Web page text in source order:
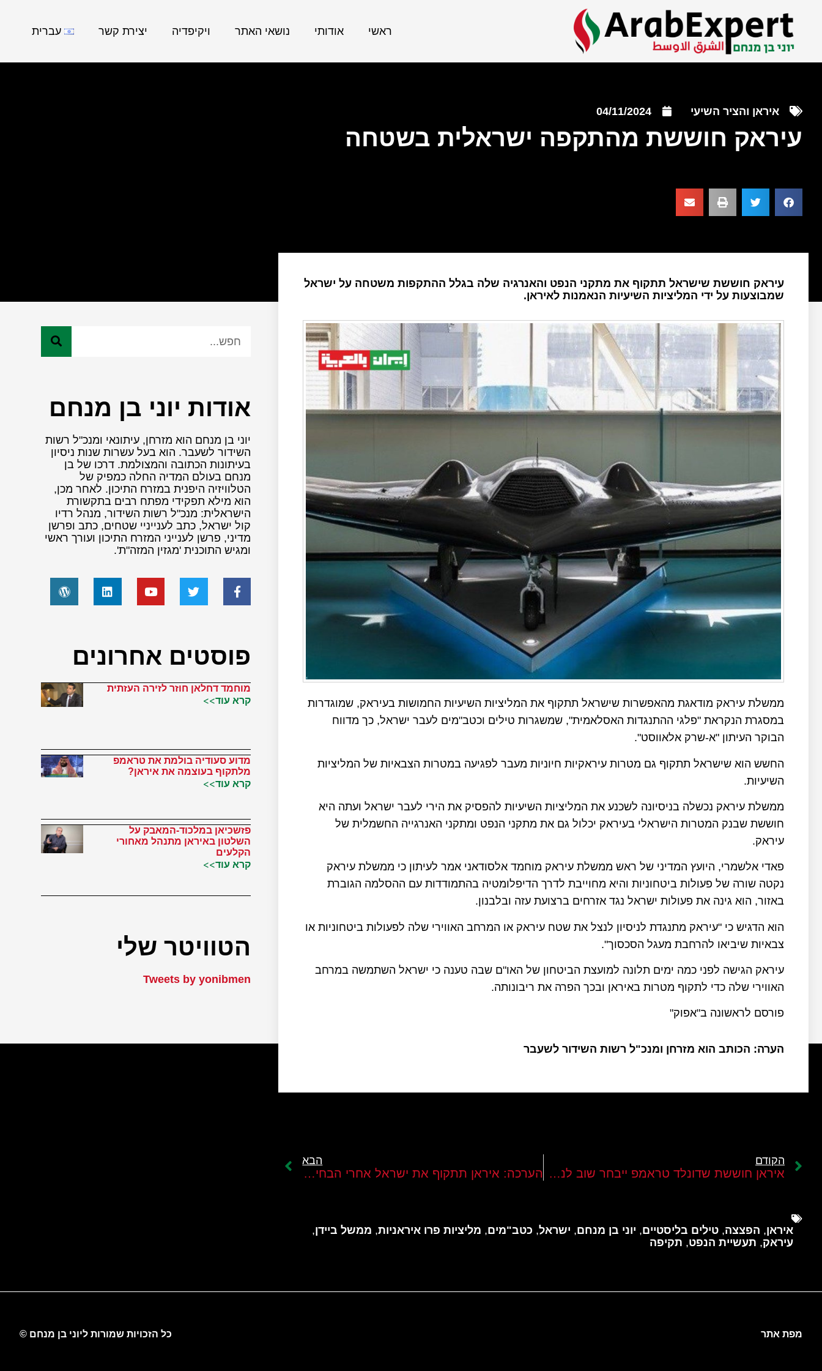
ראשי אודותי נושאי האתר ויקיפדיה יצירת קשר עברית
איראן והציר השיעי 04/11/2024
עיראק חוששת מהתקפה ישראלית בשטחה
עיראק חוששת שישראל תתקוף את מתקני הנפט והאנרגיה שלה בגלל ההתקפות משטחה על ישראל
שמבוצעות על ידי המליציות השיעיות הנאמנות לאיראן.
ממשלת עיראק מודאגת מהאפשרות שישראל תתקוף את המליציות השיעיות החמושות בעיראק, שמוגדרות
במסגרת הנקראת "פלגי ההתנגדות האסלאמית", שמשגרות טילים וכטב"מים לעבר ישראל, כך מדווח
הבוקר העיתון "א-שרק אלאווסט".
החשש הוא שישראל תתקוף גם מטרות עיראקיות חיוניות מעבר לפגיעה במטרות הצבאיות של המליציות
השיעיות.
ממשלת עיראק נכשלה בניסיונה לשכנע את המליציות השיעיות להפסיק את הירי לעבר ישראל ועתה היא
חוששת שבנק המטרות הישראלי בעיראק יכלול גם את מתקני הנפט ומתקני האנרגייה החשמלית של
עיראק.
פאדי אלשמרי, היועץ המדיני של ראש ממשלת עיראק מוחמד אלסודאני אמר לעיתון כי ממשלת עיראק
נקטה שורה של פעולות ביטחוניות והיא מחוייבת לדרך הדיפלומטיה בהתמודדות עם ההסלמה הגוברת
באזור, הוא גינה את פעולות ישראל נגד אזרחים ברצועת עזה ובלבנון.
הוא הדגיש כי "עיראק מתנגדת לניסיון לנצל את שטח עיראק או המרחב האווירי שלה לפעולות ביטחוניות או
צבאיות שיביאו להרחבת מעגל הסכסוך".
עיראק הגישה לפני כמה ימים תלונה למועצת הביטחון של האו"ם שבה טענה כי ישראל השתמשה במרחב
האווירי שלה כדי לתקוף מטרות באיראן ובכך הפרה את ריבונותה.
פורסם לראשונה ב"אפוק"
הערה: הכותב הוא מזרחן ומנכ"ל רשות השידור לשעבר
אודות יוני בן מנחם
יוני בן מנחם הוא מזרחן, עיתונאי ומנכ"ל רשות
השידור לשעבר. הוא בעל עשרות שנות ניסיון
בעיתונות הכתובה והמצולמת. דרכו של בן
מנחם בעולם המדיה החלה כמפיק של
הטלוויזיה היפנית במזרח התיכון. לאחר מכן,
הוא מילא תפקידי מפתח רבים בתקשורת
הישראלית: מנכ"ל רשות השידור, מנהל רדיו
קול ישראל, כתב לענייניי שטחים, כתב ופרשן
מדיני, פרשן לענייני המזרח התיכון ועורך ראשי
ומגיש התוכנית 'מגזין המזה"ת'.
פוסטים אחרונים
מוחמד דחלאן חוזר לזירה העזתית
קרא עוד>>
מדוע סעודיה בולמת את טראמפ
מלתקוף בעוצמה את איראן?
קרא עוד>>
פזשכיאן במלכוד-המאבק על
השלטון באיראן מתנהל מאחורי
הקלעים
קרא עוד>>
הטוויטר שלי
Tweets by yonibmen
הקודם
איראן חוששת שדונלד טראמפ ייבחר שוב לנשיא
הבא
הערכה: איראן תתקוף את ישראל אחרי הבחירות בארה"ב
איראן, הפצצה, טילים בליסטיים, יוני בן מנחם, ישראל, כטב"מים, מליציות פרו איראניות, ממשל ביידן,
עיראק, תעשיית הנפט, תקיפה
מפת אתר כל הזכויות שמורות ליוני בן מנחם ©